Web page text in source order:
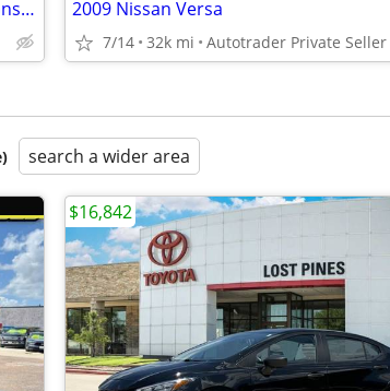
2013 Nissan Versa for sale | Finance options available 2009 Nissan Versa
7/14 32k mi Autotrader Private Seller
search a wider area
$16,842